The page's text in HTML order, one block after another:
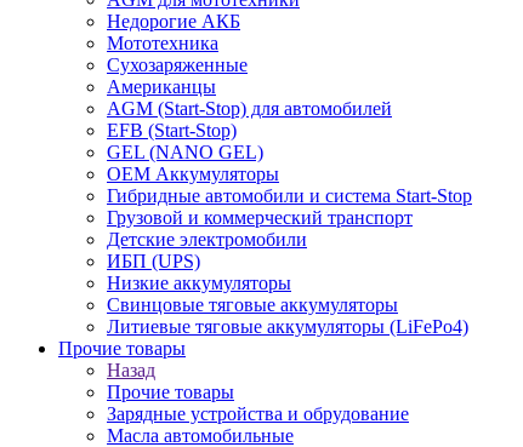
Недорогие АКБ
Мототехника
Сухозаряженные
Американцы
AGM (Start-Stop) для автомобилей
EFB (Start-Stop)
GEL (NANO GEL)
OEM Аккумуляторы
Гибридные автомобили и система Start-Stop
Грузовой и коммерческий транспорт
Детские электромобили
ИБП (UPS)
Низкие аккумуляторы
Свинцовые тяговые аккумуляторы
Литиевые тяговые аккумуляторы (LiFePo4)
Прочие товары
Назад
Прочие товары
Зарядные устройства и обрудование
Масла автомобильные